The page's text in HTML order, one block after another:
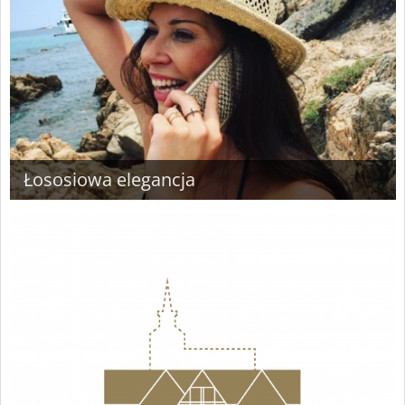
Łososiowa elegancja